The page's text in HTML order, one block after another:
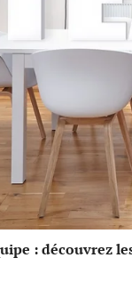
: découvrez